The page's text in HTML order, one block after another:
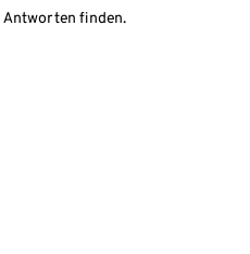
Antworten finden.